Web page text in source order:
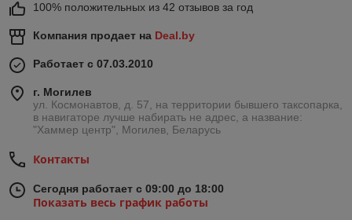
100% положительных из 42 отзывов за год
Компания продает на Deal.by
Работает с 07.03.2010
г. Могилев
ул. Космонавтов, д. 57, на территории бывшего таксопарка,
в навигаторе лучше набирать не адрес, а название:
"Хаммер центр", Могилев, Беларусь
Контакты
Сегодня работает с 09:00 до 18:00
Показать весь график работы